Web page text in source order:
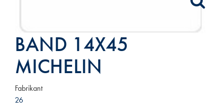
BAND 14X45
MICHELIN
Fabrikant
26